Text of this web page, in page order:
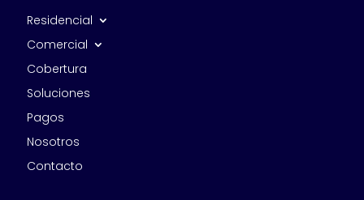
Residencial
Comercial
Cobertura
Soluciones
Pagos
Nosotros
Contacto